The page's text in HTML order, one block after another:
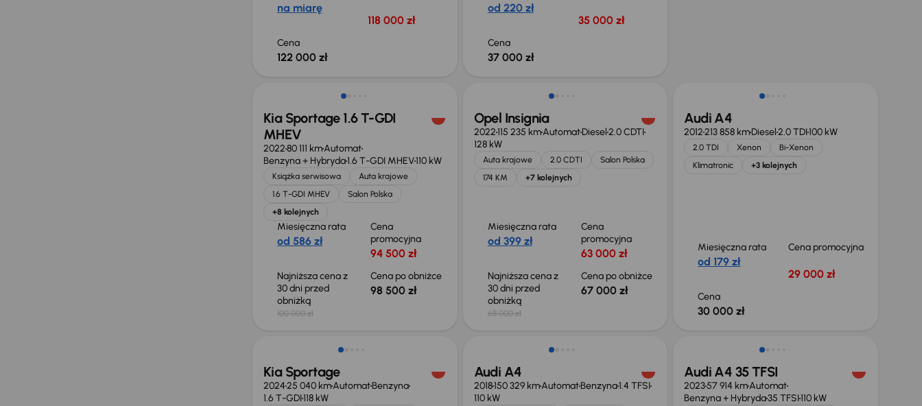
na miarę
118 000 zł
Cena
122 000 zł
od 220 zł
35 000 zł
Cena
37 000 zł
Kia Sportage 1.6 T-GDI
MHEV
202280 111 kmAutomat
Benzyna + Hybryda1.6 T-GDI MHEV110 kW
Książka serwisowa
Auta krajowe
1.6 T-GDI MHEV
Salon Polska
+8 kolejnych
Miesięczna rata
od 586 zł
Cena
promocyjna
94 500 zł
Najniższa cena z
30 dni przed
obniżką
100 000 zł
Cena po obniżce
98 500 zł
Opel Insignia
2022115 235 kmAutomatDiesel2.0 CDTI
128 kW
Auta krajowe 2.0 CDTI
Salon Polska
174 KM
+7 kolejnych
Miesięczna rata
od 399 zł
Cena
promocyjna
63 000 zł
Najniższa cena z
30 dni przed
obniżką
68 000 zł
Cena po obniżce
67 000 zł
Audi A4
2012213 858 kmDiesel2.0 TDI100 kW
2.0 TDI Xenon
Bi-Xenon
Klimatronic
+3 kolejnych
Miesięczna rata
od 179 zł
Cena promocyjna
29 000 zł
Cena
30 000 zł
Taniej o 1 000 zł
Kia Sportage
202425 040 kmAutomatBenzyna
1.6 T-GDI118 kW
Taniej o 1 000 zł
Audi A4
2018150 329 kmAutomatBenzyna1.4 TFSI
110 kW
Audi A4 35 TFSI
202357 914 kmAutomat
Benzyna + Hybryda35 TFSI110 kW